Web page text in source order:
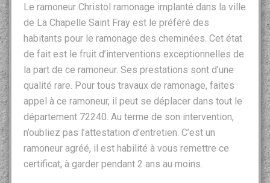
Le ramoneur Christol ramonage implanté dans la ville
de La Chapelle Saint Fray est le préféré des
habitants pour le ramonage des cheminées. Cet état
de fait est le fruit d’interventions exceptionnelles de
la part de ce ramoneur. Ses prestations sont d’une
qualité rare. Pour tous travaux de ramonage, faites
appel à ce ramoneur, il peut se déplacer dans tout le
département 72240. Au terme de son intervention,
n’oubliez pas l’attestation d’entretien. C’est un
ramoneur agréé, il est habilité à vous remettre ce
certificat, à garder pendant 2 ans au moins.